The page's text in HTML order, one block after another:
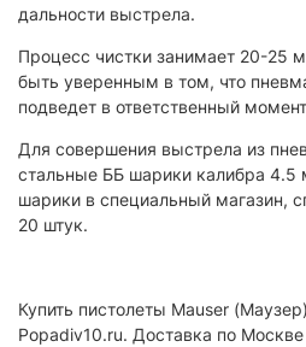
дальности выстрела.
Процесс чистки занимает 20-25
быть уверенным в том, что
подведет в ответственный
Для совершения выстрела из
стальные ББ шарики калибра
шарики в специальный магазин,
20 штук.
Купить пистолеты Mauser
Popadiv10.ru. Доставка по